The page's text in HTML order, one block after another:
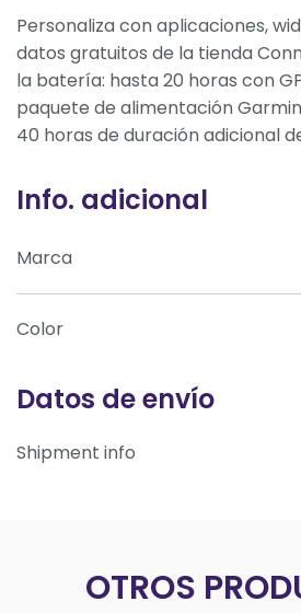
Personaliza con aplicaciones,
datos gratuitos de la tienda
la batería: hasta 20 horas con
paquete de alimentación
40 horas de duración adicional
Info. adicional
Marca
Color
Datos de envío
Shipment info
OTROS